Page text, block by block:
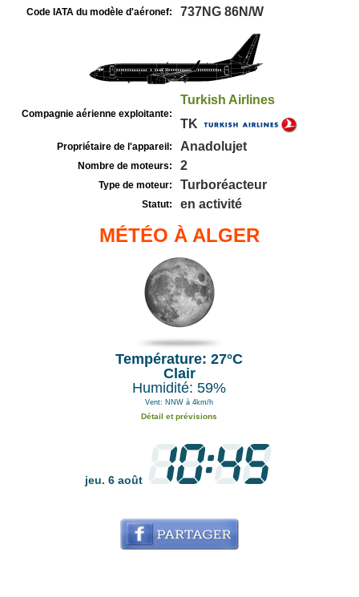
Code IATA du modèle d'aéronef: 737NG 86N/W
Compagnie aérienne exploitante:
Turkish Airlines
TK
Propriétaire de l'appareil: Anadolujet
Nombre de moteurs: 2
Type de moteur: Turboréacteur
Statut: en activité
MÉTÉO À ALGER
Température: 27°C
Clair
Humidité: 59%
Vent: NNW à 4km/h
Détail et prévisions
jeu. 6 août